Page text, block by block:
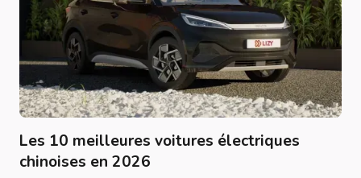
Les 10 meilleures voitures électriques
chinoises en 2026